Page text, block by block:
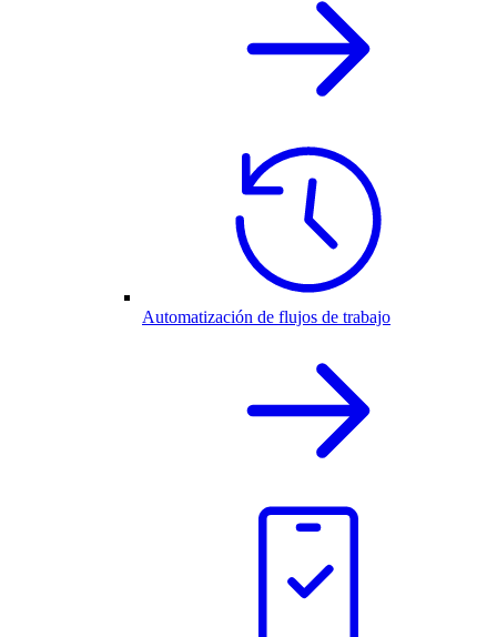
Automatización de flujos de trabajo